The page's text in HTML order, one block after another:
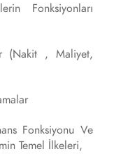
Fonksiyonları
(Nakit , Maliyet,
Fonksiyonu Ve
Temel İlkeleri,